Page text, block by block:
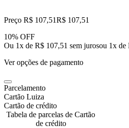
Preço R$ 107,51R$ 107,51
10% OFF
Ou 1x de R$ 107,51 sem jurosou 1x de
Ver opções de pagamento
Parcelamento
Cartão Luiza
Cartão de crédito
Tabela de parcelas de Cartão
de crédito